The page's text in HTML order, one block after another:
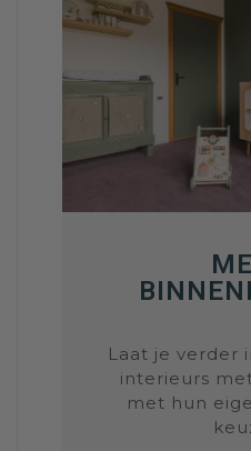
Laat je verder
interieurs
met hun